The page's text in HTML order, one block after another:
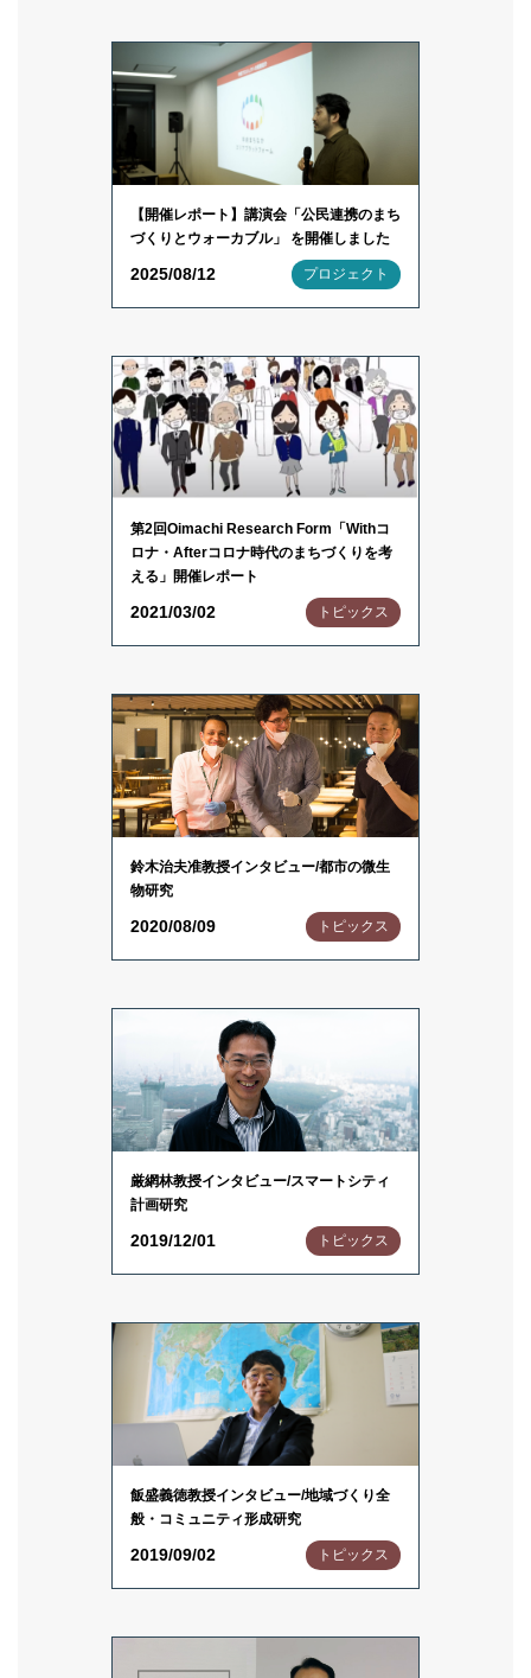
【開催レポート】講演会「公民連携のまち
づくりとウォーカブル」 を開催しました
2025/08/12 プロジェクト
第2回Oimachi Research Form「Withコ
ロナ・Afterコロナ時代のまちづくりを考
える」開催レポート
2021/03/02 トピックス
鈴木治夫准教授インタビュー/都市の微生
物研究
2020/08/09 トピックス
厳網林教授インタビュー/スマートシティ
計画研究
2019/12/01 トピックス
飯盛義徳教授インタビュー/地域づくり全
般・コミュニティ形成研究
2019/09/02 トピックス